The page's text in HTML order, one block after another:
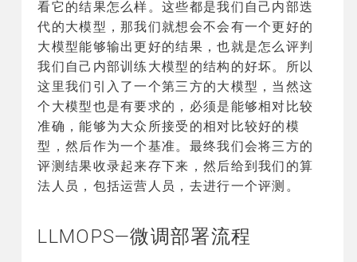
看它的结果怎么样。这些都是我们自己内部迭
代的大模型，那我们就想会不会有一个更好的
大模型能够输出更好的结果，也就是怎么评判
我们自己内部训练大模型的结构的好坏。所以
这里我们引入了一个第三方的大模型，当然这
个大模型也是有要求的，必须是能够相对比较
准确，能够为大众所接受的相对比较好的模
型，然后作为一个基准。最终我们会将三方的
评测结果收录起来存下来，然后给到我们的算
法人员，包括运营人员，去进行一个评测。
LLMOPS—微调部署流程